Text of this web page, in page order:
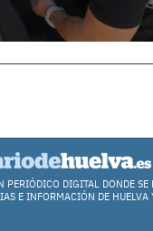
PERIÓDICO DIGITAL DONDE
E INFORMACIÓN DE HUELVA